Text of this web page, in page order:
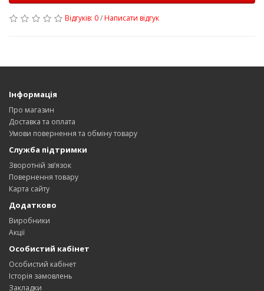
Відгуків: 0/Написати відгук
Інформація
Про магазин
Доставка та оплата
Умови повернення та обміну товару
Служба підтримки
Зворотній зв’язок
Повернення товару
Карта сайту
Додатково
Виробники
Акції
Особистий кабінет
Особистий кабінет
Історія замовлень
Закладки